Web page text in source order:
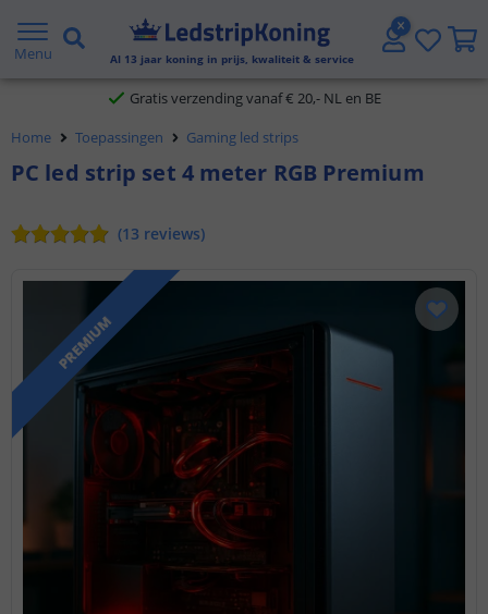
Menu Al 13 jaar koning in prijs, kwaliteit & service
5 jaar garantie
Gratis verzending vanaf € 20,- NL en BE
Klantbeoordeling 9.1
Home Toepassingen Gaming led strips
PC led strip set 4 meter RGB Premium
(13 reviews)
PREMIUM